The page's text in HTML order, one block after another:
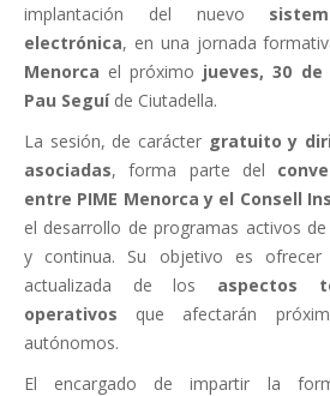
implantación del nuevo
electrónica, en una jornada
Menorca el próximo jueves, 30
Pau Seguíde Ciutadella.
La sesión, de carácter gratuito y
asociadas, forma parte del
entre PIME Menorca y el Consell
el desarrollo de programas activos
y continua. Su objetivo es
actualizada de los aspectos
operativos que afectarán
autónomos.
El encargado de impartir la